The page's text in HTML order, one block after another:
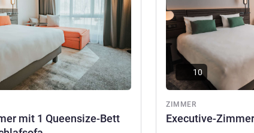
mit 1 Queensize-Bett
ZIMMER
Executive-
10